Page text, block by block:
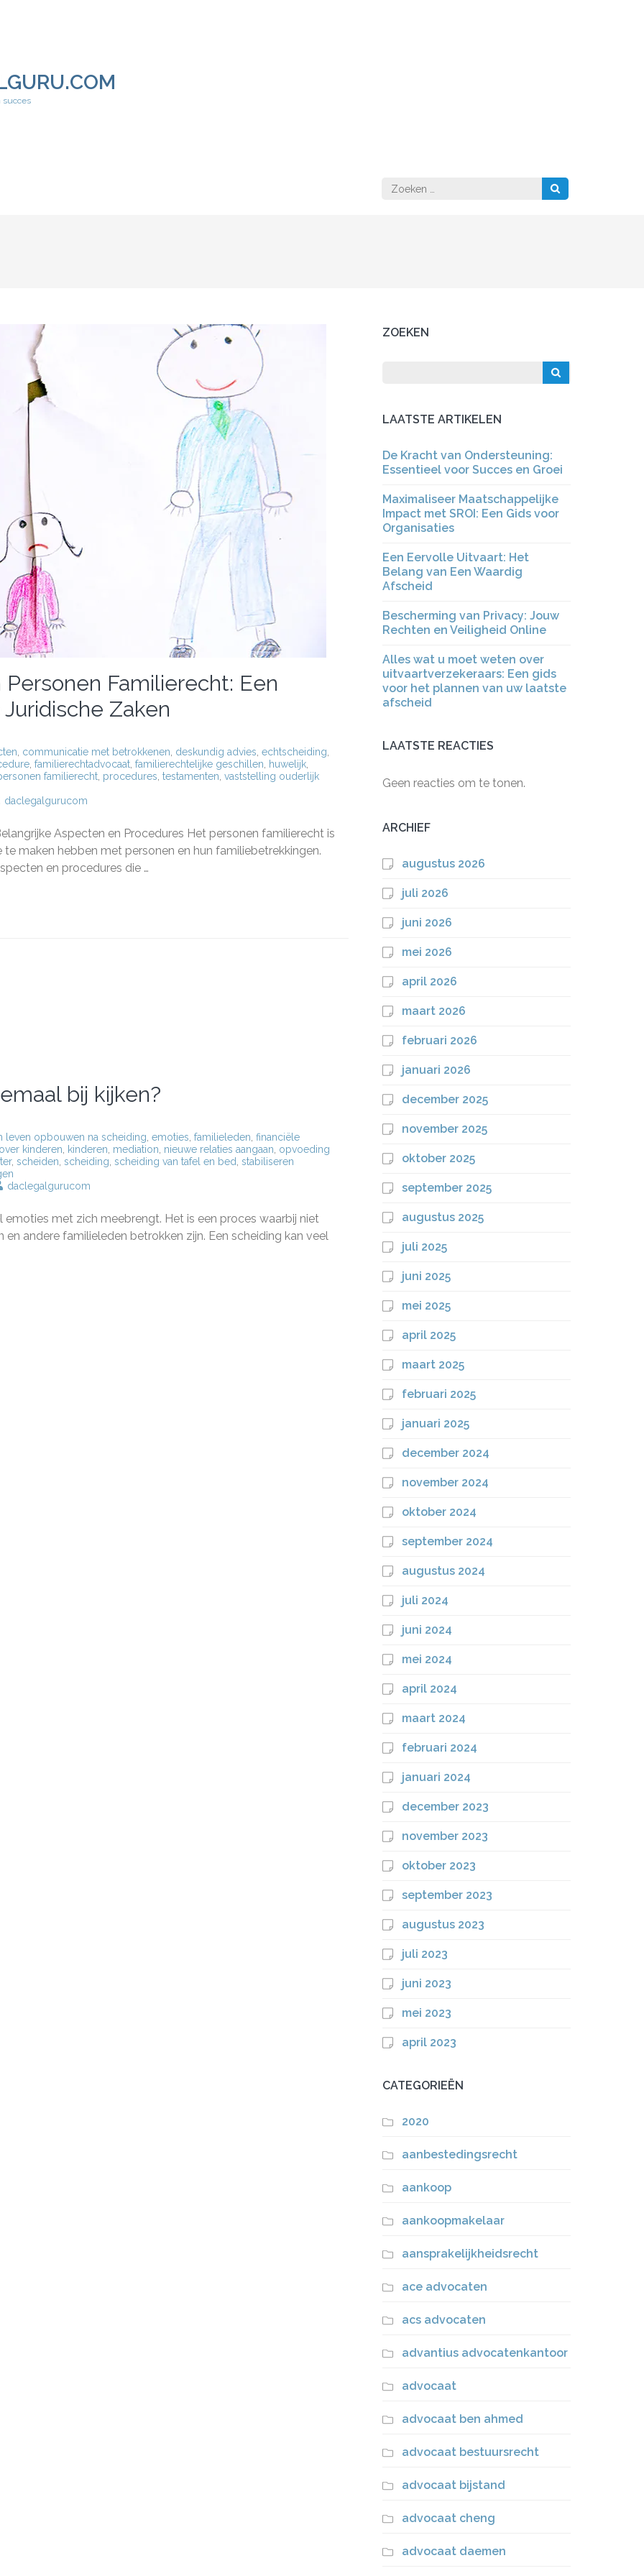
succes
Zoeken
naar:
Familierecht: Een
Zaken
communicatie met betrokkenen deskundig advies echtscheiding
familierechtadvocaat familierechtelijke geschillen huwelijk
familierecht procedures testamenten vaststelling ouderlijk
daclegalgurucom
Aspecten en Procedures Het personen familierecht is
maken hebben met personen en hun familiebetrekkingen.
en procedures die …
bij kijken?
leven opbouwen na scheiding emoties familieleden financiële
kinderen kinderen mediation nieuwe relaties aangaan opvoeding
, scheiden scheiding scheiding van tafel en bed stabiliseren
daclegalgurucom
emoties met zich meebrengt. Het is een proces waarbij niet
andere familieleden betrokken zijn. Een scheiding kan veel
ZOEKEN
LAATSTE ARTIKELEN
De Kracht van Ondersteuning:
Essentieel voor Succes en Groei
Maximaliseer Maatschappelijke
Impact met SROI: Een Gids voor
Organisaties
Een Eervolle Uitvaart: Het
Belang van Een Waardig
Afscheid
Bescherming van Privacy: Jouw
Rechten en Veiligheid Online
Alles wat u moet weten over
uitvaartverzekeraars: Een gids
voor het plannen van uw laatste
afscheid
LAATSTE REACTIES
Geen reacties om te tonen.
ARCHIEF
augustus 2026
juli 2026
juni 2026
mei 2026
april 2026
maart 2026
februari 2026
januari 2026
december 2025
november 2025
oktober 2025
september 2025
augustus 2025
juli 2025
juni 2025
mei 2025
april 2025
maart 2025
februari 2025
januari 2025
december 2024
november 2024
oktober 2024
september 2024
augustus 2024
juli 2024
juni 2024
mei 2024
april 2024
maart 2024
februari 2024
januari 2024
december 2023
november 2023
oktober 2023
september 2023
augustus 2023
juli 2023
juni 2023
mei 2023
april 2023
CATEGORIEËN
2020
aanbestedingsrecht
aankoop
aankoopmakelaar
aansprakelijkheidsrecht
ace advocaten
acs advocaten
advantius advocatenkantoor
advocaat
advocaat ben ahmed
advocaat bestuursrecht
advocaat bijstand
advocaat cheng
advocaat daemen